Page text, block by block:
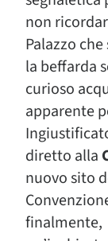
non
Palazzo
la beffarda
curioso
apparente
diretto alla
nuovo sito
finalmente,